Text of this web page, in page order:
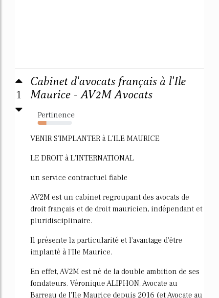
1
Cabinet d'avocats français à l'Ile
Maurice - AV2M Avocats
Pertinence
26%
VENIR S'IMPLANTER à L'ILE MAURICE
LE DROIT à L'INTERNATIONAL
un service contractuel fiable
AV2M est un cabinet regroupant des avocats de
droit français et de droit mauricien, indépendant et
pluridisciplinaire.
Il présente la particularité et l'avantage d'être
implanté à l'Ile Maurice.
En effet, AV2M est né de la double ambition de ses
fondateurs, Véronique ALIPHON, Avocate au
Barreau de l'Ile Maurice depuis 2016 (et Avocate au